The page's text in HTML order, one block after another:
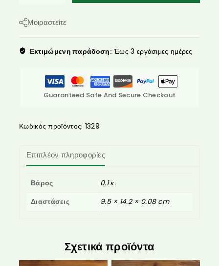
Μοιραστείτε
Εκτιμώμενη παράδοση: Έως 3 εργάσιμες ημέρες
Guaranteed Safe And Secure Checkout
Κωδικός προϊόντος: 1329
Επιπλέον πληροφορίες
Βάρος
0.1 κ.
Διαστάσεις
9.5 × 14.2 × 0.08 cm
Σχετικά προϊόντα